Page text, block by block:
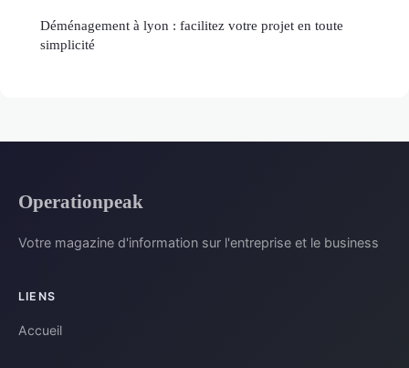
Déménagement à lyon : facilitez votre projet en toute
simplicité
Operationpeak
Votre magazine d'information sur l'entreprise et le business
LIENS
Accueil